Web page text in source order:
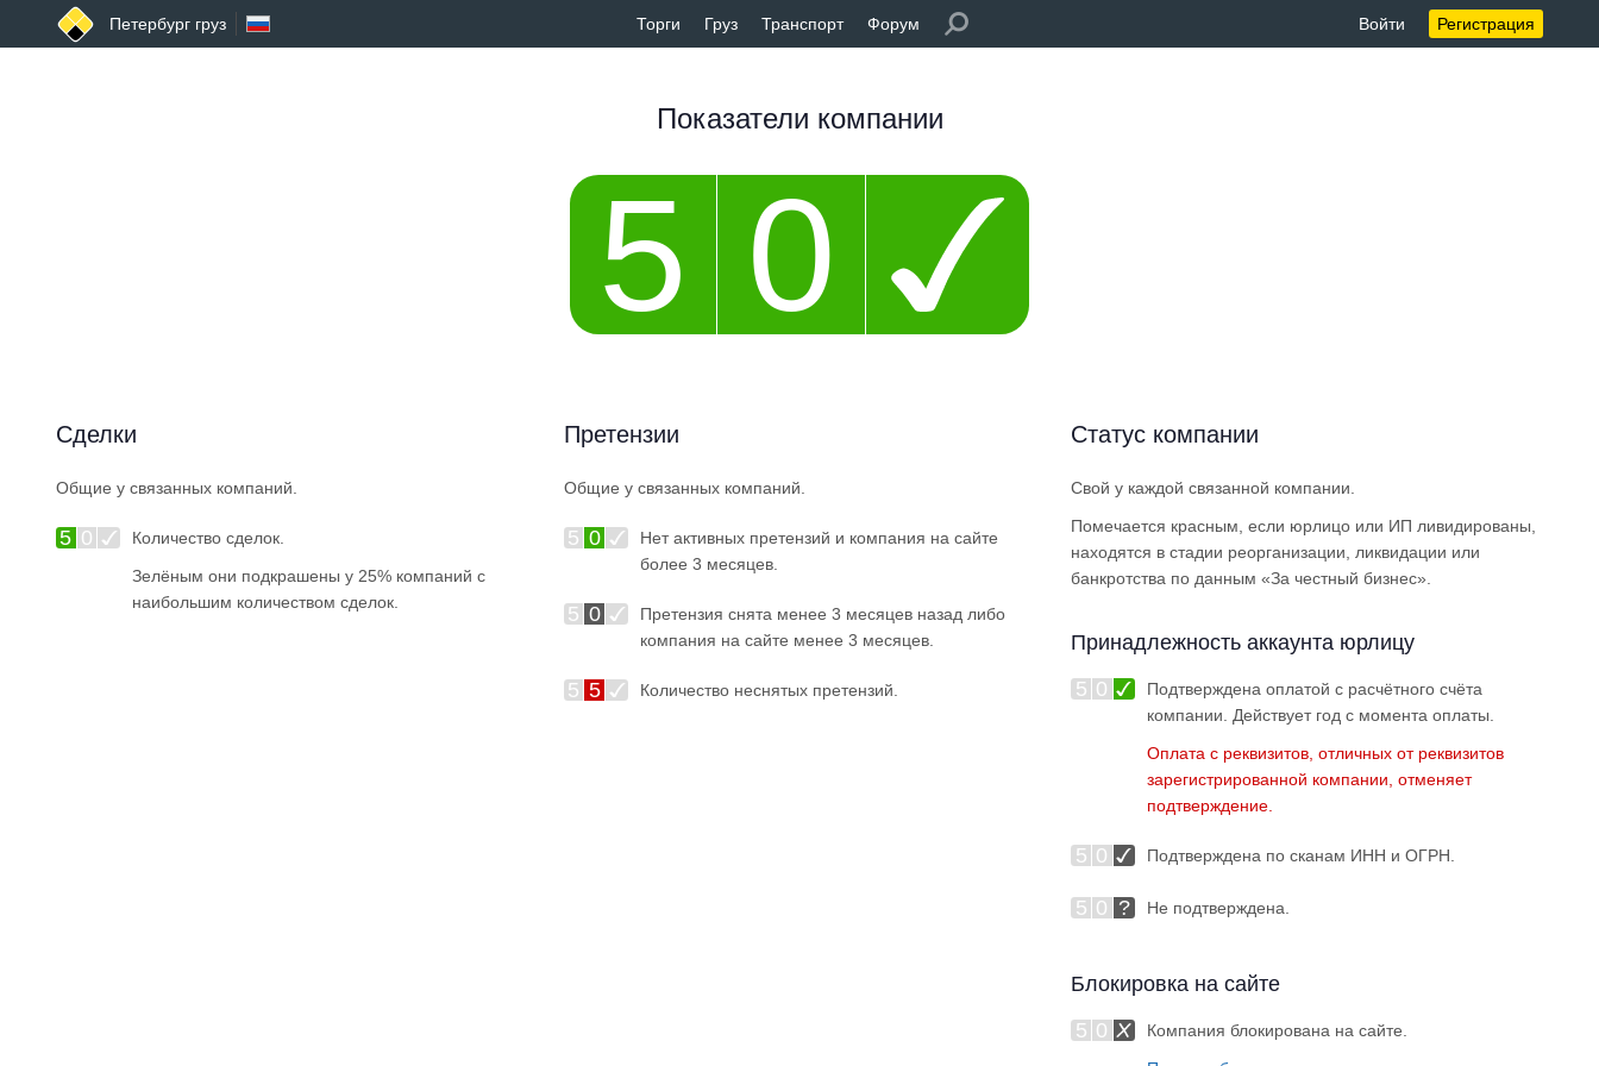
Петербург груз Торги Груз Транспорт Форум Войти Регистрация
Показатели компании
5 0
Сделки
Общие у связанных компаний.
5 0
Количество сделок.
Зелёным они подкрашены у 25% компаний с
наибольшим количеством сделок.
Претензии
Общие у связанных компаний.
5 0
Нет активных претензий и компания на сайте
более 3 месяцев.
5 0
Претензия снята менее 3 месяцев назад либо
компания на сайте менее 3 месяцев.
5 5 Количество неснятых претензий.
Статус компании
Свой у каждой связанной компании.
Помечается красным, если юрлицо или ИП ливидированы,
находятся в стадии реорганизации, ликвидации или
банкротства по данным «За честный бизнес».
Принадлежность аккаунта юрлицу
5 0
Подтверждена оплатой с расчётного счёта
компании. Действует год с момента оплаты.
Оплата с реквизитов, отличных от реквизитов
зарегистрированной компании, отменяет
подтверждение.
5 0 Подтверждена по сканам ИНН и ОГРН.
5 0 Не подтверждена.
Блокировка на сайте
5 0
Компания блокирована на сайте.